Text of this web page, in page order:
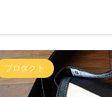
プロダクト